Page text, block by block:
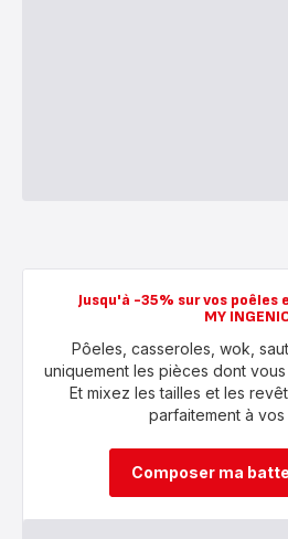
Jusqu'à -35% sur vos poêles
MY
Pôeles, casseroles, wok,
uniquement les pièces dont
Et mixez les tailles et les
parfaitement à vos
Composer ma